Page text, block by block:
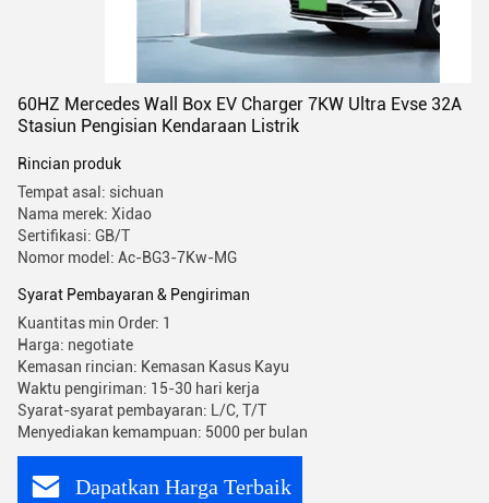
60HZ Mercedes Wall Box EV Charger 7KW Ultra Evse 32A
Stasiun Pengisian Kendaraan Listrik
Rincian produk
Tempat asal: sichuan
Nama merek: Xidao
Sertifikasi: GB/T
Nomor model: Ac-BG3-7Kw-MG
Syarat Pembayaran & Pengiriman
Kuantitas min Order: 1
Harga: negotiate
Kemasan rincian: Kemasan Kasus Kayu
Waktu pengiriman: 15-30 hari kerja
Syarat-syarat pembayaran: L/C, T/T
Menyediakan kemampuan: 5000 per bulan
Dapatkan Harga Terbaik